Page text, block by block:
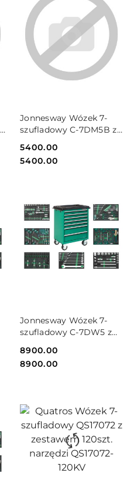
Jonnesway Wózek 7-
szufladowy C-7DM5B z
narzędzi C-7DM5B-
188SV
Cena:
5400.00
Cena:
5400.00
DO KOSZYKA
Jonnesway Wózek 7-
szufladowy C-7DW5 z
narzędzi C-7DW5-236SV
Cena:
8900.00
Cena:
8900.00
DO KOSZYKA